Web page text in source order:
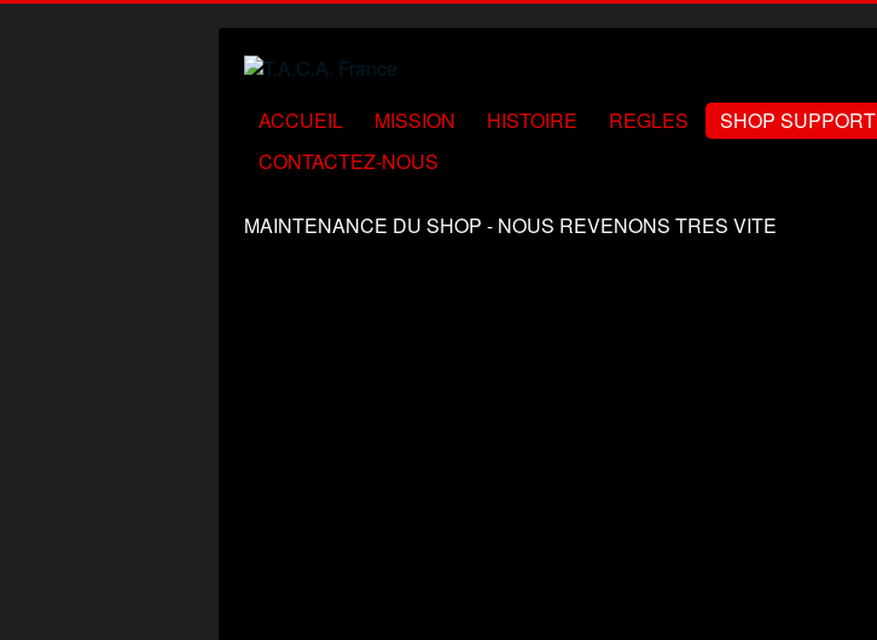
ACCUEIL MISSION HISTOIRE REGLES SHOP SUPPORT
CONTACTEZ-NOUS
MAINTENANCE DU SHOP - NOUS REVENONS TRES VITE